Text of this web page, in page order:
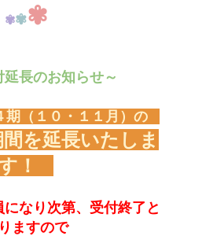
✾✾✾
延長のお知らせ～
（１０・１１月）の
を延長いたしま
！
なり次第、受付終了と
ますので